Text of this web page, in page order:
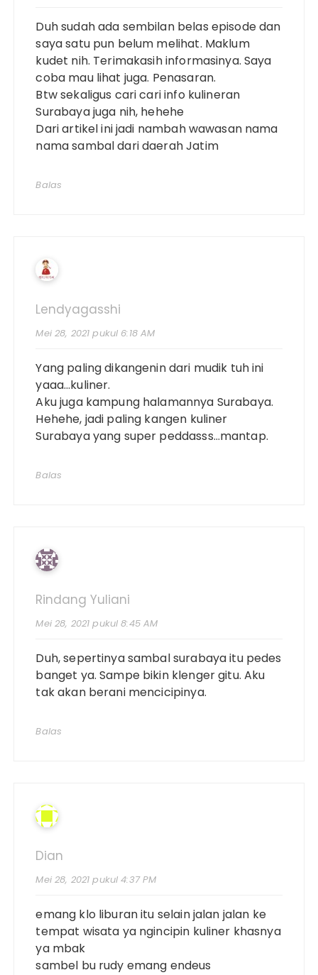
Duh sudah ada sembilan belas episode dan
saya satu pun belum melihat. Maklum
kudet nih. Terimakasih informasinya. Saya
coba mau lihat juga. Penasaran.
Btw sekaligus cari cari info kulineran
Surabaya juga nih, hehehe
Dari artikel ini jadi nambah wawasan nama
nama sambal dari daerah Jatim
Balas
Lendyagasshi
Mei 28, 2021 pukul 6:18 AM
Yang paling dikangenin dari mudik tuh ini
yaaa…kuliner.
Aku juga kampung halamannya Surabaya.
Hehehe, jadi paling kangen kuliner
Surabaya yang super peddasss…mantap.
Balas
Rindang Yuliani
Mei 28, 2021 pukul 8:45 AM
Duh, sepertinya sambal surabaya itu pedes
banget ya. Sampe bikin klenger gitu. Aku
tak akan berani mencicipinya.
Balas
Dian
Mei 28, 2021 pukul 4:37 PM
emang klo liburan itu selain jalan jalan ke
tempat wisata ya ngincipin kuliner khasnya
ya mbak
sambel bu rudy emang endeus